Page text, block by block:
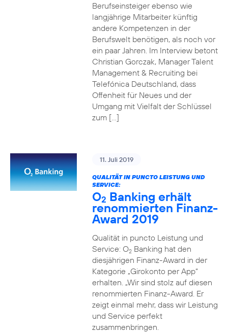
Berufseinsteiger ebenso wie
langjährige Mitarbeiter künftig
andere Kompetenzen in der
Berufswelt benötigen, als noch vor
ein paar Jahren. Im Interview betont
Christian Gorczak, Manager Talent
Management & Recruiting bei
Telefónica Deutschland, dass
Offenheit für Neues und der
Umgang mit Vielfalt der Schlüssel
zum […]
11. Juli 2019
QUALITÄT IN PUNCTO LEISTUNG UND
SERVICE:
O2 Banking erhält
renommierten Finanz-
Award 2019
Qualität in puncto Leistung und
Service: O2Banking hat den
diesjährigen Finanz-Award in der
Kategorie „Girokonto per App“
erhalten. „Wir sind stolz auf diesen
renommierten Finanz-Award. Er
zeigt einmal mehr, dass wir Leistung
und Service perfekt
zusammenbringen.